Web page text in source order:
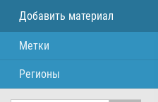
Добавить материал
Метки
Регионы